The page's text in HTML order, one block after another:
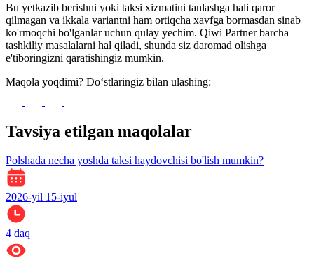
Bu yetkazib berishni yoki taksi xizmatini tanlashga hali qaror
qilmagan va ikkala variantni ham ortiqcha xavfga bormasdan sinab
ko'rmoqchi bo'lganlar uchun qulay yechim. Qiwi Partner barcha
tashkiliy masalalarni hal qiladi, shunda siz daromad olishga
e'tiboringizni qaratishingiz mumkin.
Maqola yoqdimi? Do‘stlaringiz bilan ulashing:
Tavsiya etilgan maqolalar
Polshada necha yoshda taksi haydovchisi bo'lish mumkin?
2026-yil 15-iyul
4 daq